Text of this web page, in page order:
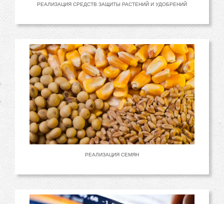
РЕАЛИЗАЦИЯ СРЕДСТВ ЗАЩИТЫ РАСТЕНИЙ И УДОБРЕНИЙ
РЕАЛИЗАЦИЯ СЕМЯН